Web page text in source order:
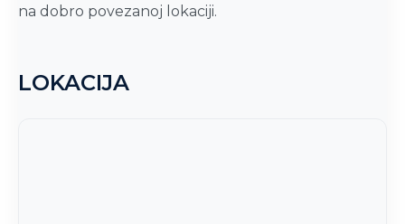
na dobro povezanoj lokaciji.
LOKACIJA